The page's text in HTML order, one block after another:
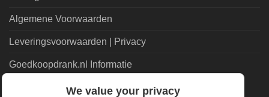
Algemene Voorwaarden
Leveringsvoorwaarden | Privacy
Goedkoopdrank.nl Informatie
We value your privacy